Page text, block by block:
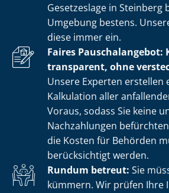
Gesetzeslage in Steinberg
Umgebung bestens.
diese immer ein.
Faires Pauschalangebot:
transparent, ohne
Unsere Experten erstellen
Kalkulation aller
Voraus, sodass Sie keine
Nachzahlungen
die Kosten für Behörden
berücksichtigt werden.
Rundum betreut: Sie
kümmern. Wir prüfen Ihre